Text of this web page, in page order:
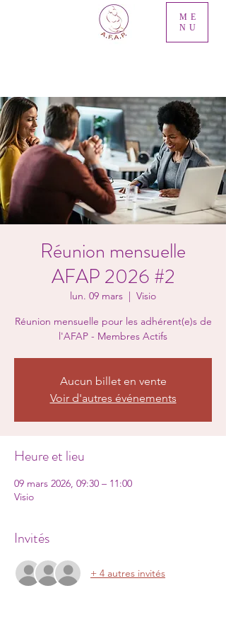
ME
NU
Réunion mensuelle
AFAP 2026 #2
lun. 09 mars
  |
Visio
Réunion mensuelle pour les adhérent(e)s de
l'AFAP - Membres Actifs
Aucun billet en vente
Voir d'autres événements
Heure et lieu
09 mars 2026, 09:30 – 11:00
Visio
Invités
+ 4 autres invités